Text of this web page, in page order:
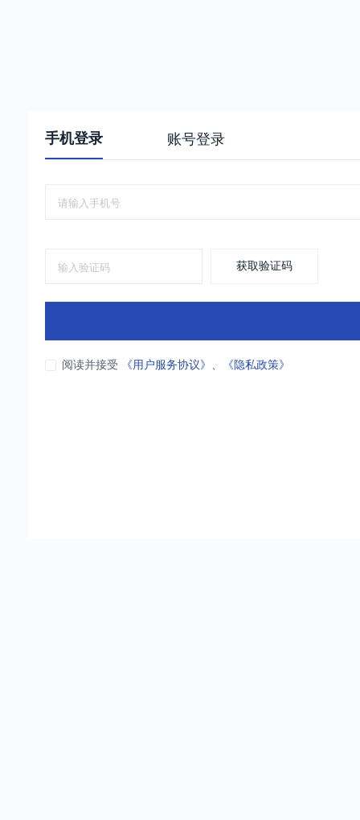
手机登录 账号登录
获取验证码
阅读并接受 《用户服务协议》 、 《隐私政策》